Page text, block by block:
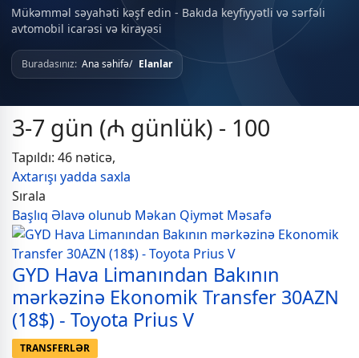
Mükəmməl səyahəti kəşf edin - Bakıda keyfiyyətli və sərfəli
avtomobil icarəsi və kirayəsi
Buradasınız: Ana səhifə Elanlar
3-7 gün (₼ günlük) - 100
Tapıldı: 46 nəticə,
Axtarışı yadda saxla
Sırala
Başlıq Əlavə olunub Məkan Qiymət Məsafə
GYD Hava Limanından Bakının
mərkəzinə Ekonomik Transfer 30AZN
(18$) - Toyota Prius V
TRANSFERLƏR